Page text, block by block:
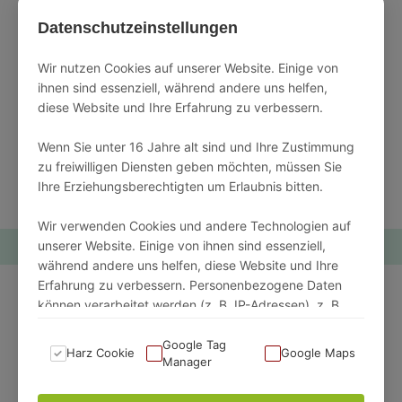
Datenschutzeinstellungen
Wir nutzen Cookies auf unserer Website. Einige von
ihnen sind essenziell, während andere uns helfen,
diese Website und Ihre Erfahrung zu verbessern.
Wenn Sie unter 16 Jahre alt sind und Ihre Zustimmung
zu freiwilligen Diensten geben möchten, müssen Sie
Ihre Erziehungsberechtigten um Erlaubnis bitten.
Wir verwenden Cookies und andere Technologien auf
unserer Website. Einige von ihnen sind essenziell,
während andere uns helfen, diese Website und Ihre
Erfahrung zu verbessern. Personenbezogene Daten
können verarbeitet werden (z. B. IP-Adressen), z. B.
Anzeigen- und Inhaltsmessung.
Harz Cookie
Google Tag
Manager
Google Maps
Doch bei all den Freizeitmöglichkeiten, die Ihnen in
nicht zu kurz kommen: Ruhe, Erholung und einfach
einmal abschalten. Machen Sie es sich im
Sonnenschein auf einer Bank bequem und
genießen Sie den weitläufigen Blick über den
Okerstausee und die grünen Berge bis hin zum
Brocken. So fühlt sich Urlaub im Harz an!
War dieser Beitrag hilfreich?
Mit Ihrem Feedback können wir unseren Beitrag
verbessern. Sagen Sie jetzt Danke oder erzählen Sie
uns, was wir verbessern können.